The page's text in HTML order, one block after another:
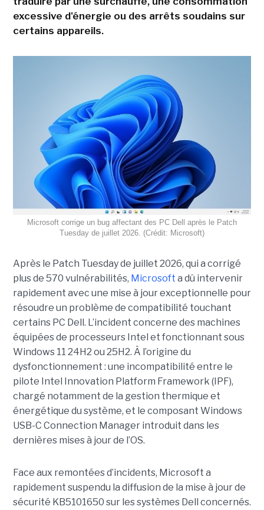
excessive d'énergie ou des arrêts soudains sur
certains appareils.
Microsoft corrige un bug affectant des PC Dell après le Patch
Tuesday de juillet 2026. (Crédit: Microsoft)
Après le Patch Tuesday de juillet 2026, qui a corrigé
plus de 570 vulnérabilités, Microsoft a dû intervenir
rapidement avec une mise à jour exceptionnelle pour
résoudre un problème de compatibilité touchant
certains PC Dell. L’incident concerne des machines
équipées de processeurs Intel et fonctionnant sous
Windows 11 24H2 ou 25H2. À l’origine du
dysfonctionnement : une incompatibilité entre le
pilote Intel Innovation Platform Framework (IPF),
chargé notamment de la gestion thermique et
énergétique du système, et le composant Windows
USB-C Connection Manager introduit dans les
dernières mises à jour de l’OS.
Face aux remontées d’incidents, Microsoft a
rapidement suspendu la diffusion de la mise à jour de
sécurité KB5101650 sur les systèmes Dell concernés.